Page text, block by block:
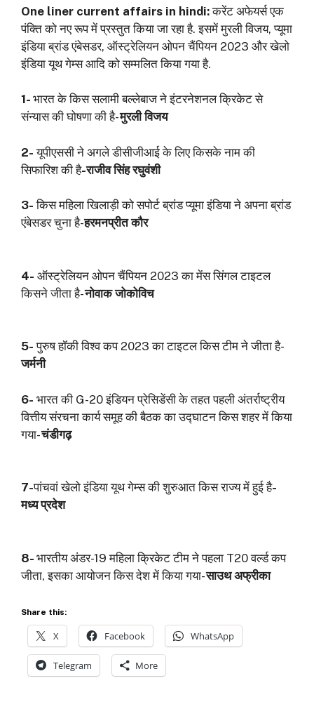
One liner current affairs in hindi:करेंट अफेयर्स एक
पंक्ति को नए रूप में प्रस्तुत किया जा रहा है. इसमें मुरली विजय, प्यूमा
इंडिया ब्रांड एंबेसडर, ऑस्ट्रेलियन ओपन चैंपियन 2023 और खेलो
इंडिया यूथ गेम्स आदि को सम्मलित किया गया है.
1- भारत के किस सलामी बल्लेबाज ने इंटरनेशनल क्रिकेट से
संन्यास की घोषणा की है-मुरली विजय
2- यूपीएससी ने अगले डीसीजीआई के लिए किसके नाम की
सिफारिश की है-राजीव सिंह रघुवंशी
3- किस महिला खिलाड़ी को सपोर्ट ब्रांड प्यूमा इंडिया ने अपना ब्रांड
एंबेसडर चुना है-हरमनप्रीत कौर
4- ऑस्ट्रेलियन ओपन चैंपियन 2023 का मेंस सिंगल टाइटल
किसने जीता है-नोवाक जोकोविच
5- पुरुष हॉकी विश्व कप 2023 का टाइटल किस टीम ने जीता है-
जर्मनी
6- भारत की G-20 इंडियन प्रेसिडेंसी के तहत पहली अंतर्राष्ट्रीय
वित्तीय संरचना कार्य समूह की बैठक का उद्घाटन किस शहर में किया
गया-चंडीगढ़
7-पांचवां खेलो इंडिया यूथ गेम्स की शुरुआत किस राज्य में हुई है-
मध्य प्रदेश
8- भारतीय अंडर-19 महिला क्रिकेट टीम ने पहला T20 वर्ल्ड कप
जीता, इसका आयोजन किस देश में किया गया-साउथ अफ्रीका
Share this:
X Facebook WhatsApp
Telegram More